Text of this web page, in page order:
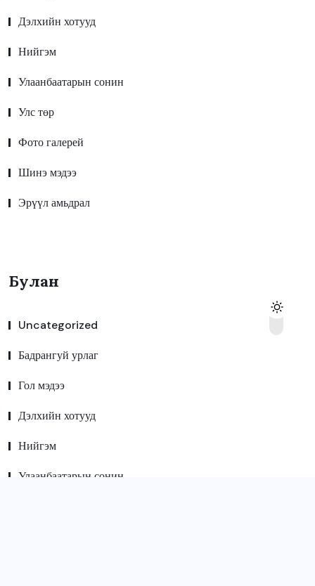
Дэлхийн хотууд
Нийгэм
Улаанбаатарын сонин
Улс төр
Фото галерей
Шинэ мэдээ
Эрүүл амьдрал
Булан
Uncategorized
Бадрангуй урлаг
Гол мэдээ
Дэлхийн хотууд
Нийгэм
Улаанбаатарын сонин